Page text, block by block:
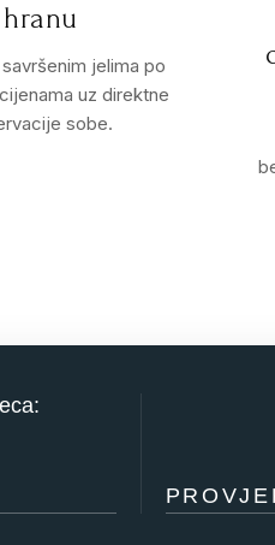
hranu
jelima po
uz direktne
sobe.